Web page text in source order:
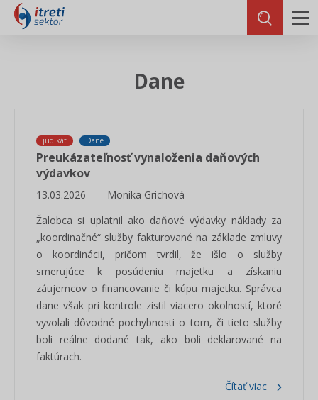
Dane
judikát Dane
Preukázateľnosť vynaloženia daňových
výdavkov
13.03.2026
Monika Grichová
Žalobca si uplatnil ako daňové výdavky náklady za
„koordinačné“ služby fakturované na základe zmluvy
o koordinácii, pričom tvrdil, že išlo o služby
smerujúce k posúdeniu majetku a získaniu
záujemcov o financovanie či kúpu majetku. Správca
dane však pri kontrole zistil viacero okolností, ktoré
vyvolali dôvodné pochybnosti o tom, či tieto služby
boli reálne dodané tak, ako boli deklarované na
faktúrach.
Čítať viac